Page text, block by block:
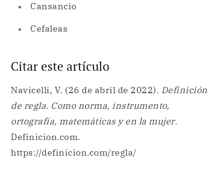
Cansancio
Cefaleas
Citar este artículo
Navicelli, V. (26 de abril de 2022). Definición
de regla. Como norma, instrumento,
ortografía, matemáticas y en la mujer.
Definicion.com.
https://definicion.com/regla/